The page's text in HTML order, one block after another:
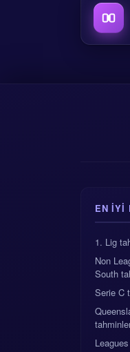
EN IYI
1. Lig
Non
South
Serie C